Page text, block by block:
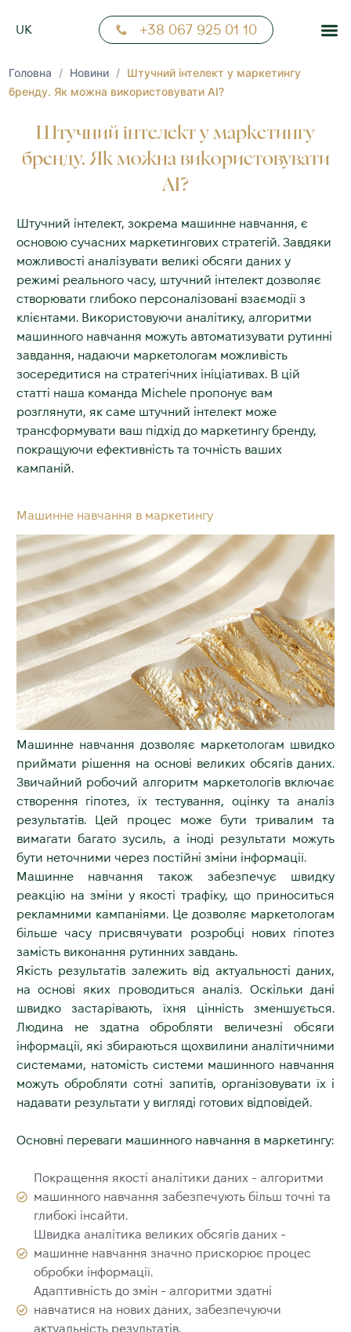
UK
NN
+38 067 925 01 10
Головна / Новини / Штучний інтелект у маркетингу
бренду. Як можна використовувати АІ?
Штучний інтелект у маркетингу
бренду. Як можна використовувати
АІ?
Штучний інтелект, зокрема машинне навчання, є
основою сучасних маркетингових стратегій. Завдяки
можливості аналізувати великі обсяги даних у
режимі реального часу, штучний інтелект дозволяє
створювати глибоко персоналізовані взаємодії з
клієнтами. Використовуючи аналітику, алгоритми
машинного навчання можуть автоматизувати рутинні
завдання, надаючи маркетологам можливість
зосередитися на стратегічних ініціативах. В цій
статті наша команда Michele пропонує вам
розглянути, як саме штучний інтелект може
трансформувати ваш підхід до маркетингу бренду,
покращуючи ефективність та точність ваших
кампаній.
Машинне навчання в маркетингу
Машинне навчання дозволяє маркетологам швидко
приймати рішення на основі великих обсягів даних.
Звичайний робочий алгоритм маркетологів включає
створення гіпотез, їх тестування, оцінку та аналіз
результатів. Цей процес може бути тривалим та
вимагати багато зусиль, а іноді результати можуть
бути неточними через постійні зміни інформації.
Машинне навчання також забезпечує швидку
реакцію на зміни у якості трафіку, що приноситься
рекламними кампаніями. Це дозволяє маркетологам
більше часу присвячувати розробці нових гіпотез
замість виконання рутинних завдань.
Якість результатів залежить від актуальності даних,
на основі яких проводиться аналіз. Оскільки дані
швидко застарівають, їхня цінність зменшується.
Людина не здатна обробляти величезні обсяги
інформації, які збираються щохвилини аналітичними
системами, натомість системи машинного навчання
можуть обробляти сотні запитів, організовувати їх і
надавати результати у вигляді готових відповідей.
Основні переваги машинного навчання в маркетингу:
Покращення якості аналітики даних - алгоритми
машинного навчання забезпечують більш точні та
глибокі інсайти.
Швидка аналітика великих обсягів даних -
машинне навчання значно прискорює процес
обробки інформації.
Адаптивність до змін - алгоритми здатні
навчатися на нових даних, забезпечуючи
актуальність результатів.